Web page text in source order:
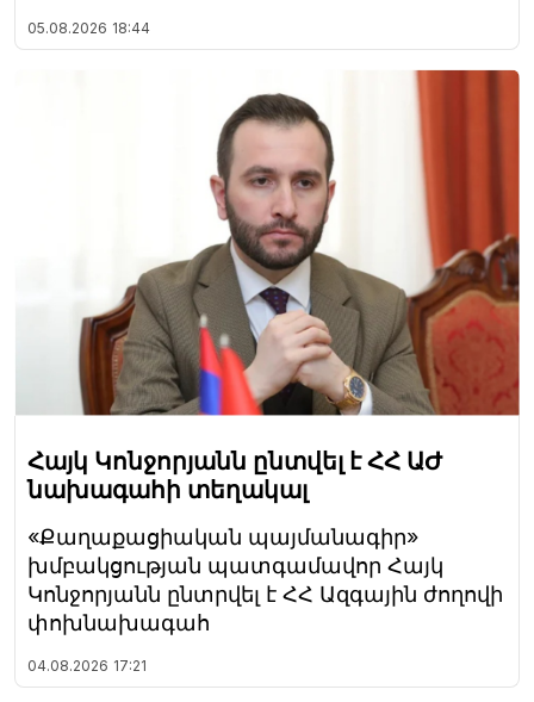
05.08.2026 18:44
Հայկ Կոնջորյանն ընտվել է ՀՀ ԱԺ
նախագահի տեղակալ
«Քաղաքացիական պայմանագիր»
խմբակցության պատգամավոր Հայկ
Կոնջորյանն ընտրվել է ՀՀ Ազգային ժողովի
փոխնախագահ
04.08.2026 17:21